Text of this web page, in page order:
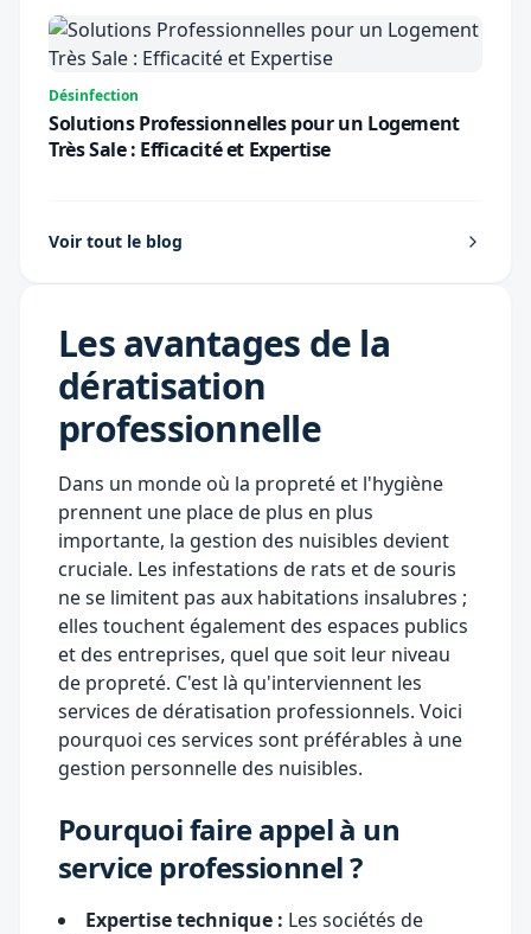
Désinfection
Solutions Professionnelles pour un Logement
Très Sale : Efficacité et Expertise
Voir tout le blog
Les avantages de la
dératisation
professionnelle
Dans un monde où la propreté et l'hygiène
prennent une place de plus en plus
importante, la gestion des nuisibles devient
cruciale. Les infestations de rats et de souris
ne se limitent pas aux habitations insalubres ;
elles touchent également des espaces publics
et des entreprises, quel que soit leur niveau
de propreté. C'est là qu'interviennent les
services de dératisation professionnels. Voici
pourquoi ces services sont préférables à une
gestion personnelle des nuisibles.
Pourquoi faire appel à un
service professionnel ?
Expertise technique : Les sociétés de